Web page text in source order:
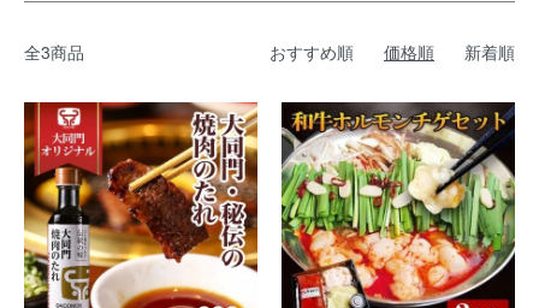
全3商品 おすすめ順 価格順 新着順